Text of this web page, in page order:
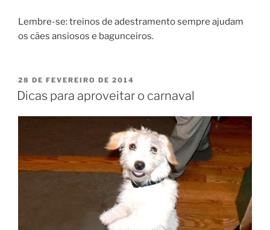
Lembre-se: treinos de adestramento sempre ajudam
os cães ansiosos e bagunceiros.
28 DE FEVEREIRO DE 2014
Dicas para aproveitar o carnaval